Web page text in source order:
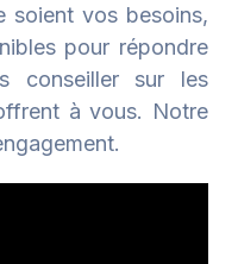
soient vos besoins,
pour répondre
conseiller sur les
à vous. Notre